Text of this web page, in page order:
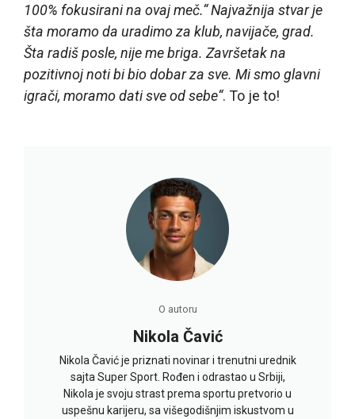
100% fokusirani na ovaj meč.“ Najvažnija stvar je
šta moramo da uradimo za klub, navijače, grad.
Šta radiš posle, nije me briga. Završetak na
pozitivnoj noti bi bio dobar za sve. Mi smo glavni
igrači, moramo dati sve od sebe“. To je to!
O autoru
Nikola Čavić
Nikola Čavić je priznati novinar i trenutni urednik
sajta Super Sport. Rođen i odrastao u Srbiji,
Nikola je svoju strast prema sportu pretvorio u
uspešnu karijeru, sa višegodišnjim iskustvom u